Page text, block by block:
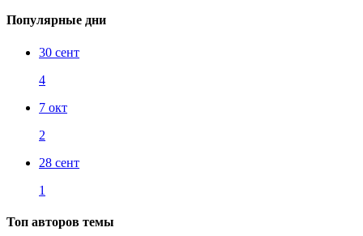
Популярные дни
30 сент
4
7 окт
2
28 сент
1
Топ авторов темы